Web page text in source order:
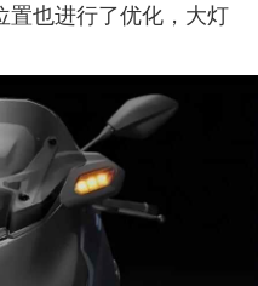
置也进行了优化，大灯